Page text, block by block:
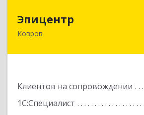
Эпицентр
Ковров
Клиентов на сопровождении
1С:Специалист
601900, Владимирская обл,